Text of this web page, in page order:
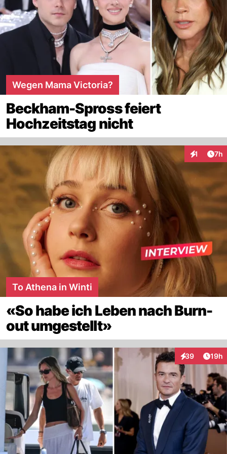
Wegen Mama Victoria?
Beckham-Spross feiert
Hochzeitstag nicht
1 7h
To Athena in Winti
«So habe ich Leben nach Burn-
out umgestellt»
39
Interaktionen
19h